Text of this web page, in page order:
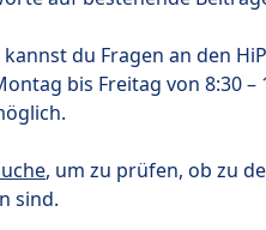
du Fragen an den
bis Freitag von 8:30
, um zu prüfen, ob zu
sind.